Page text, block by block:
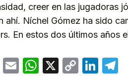
creer en las jugadoras
ahí. Níchel Gómez ha sido
En estos dos últimos años
Facebook
EmailWhatsApp
X
Copy